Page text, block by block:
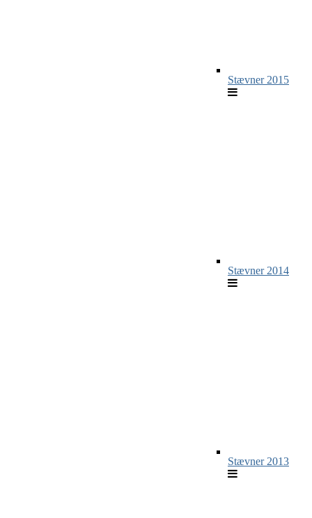
Stævner 2015
Stævner 2014
Stævner 2013